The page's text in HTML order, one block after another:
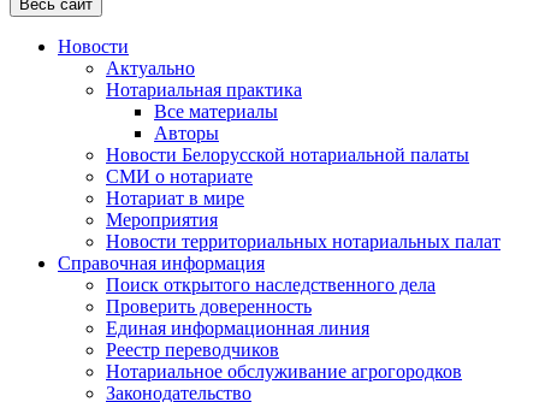
Весь сайт
Новости
Актуально
Нотариальная практика
Все материалы
Авторы
Новости Белорусской нотариальной палаты
СМИ о нотариате
Нотариат в мире
Мероприятия
Новости территориальных нотариальных палат
Справочная информация
Поиск открытого наследственного дела
Проверить доверенность
Единая информационная линия
Реестр переводчиков
Нотариальное обслуживание агрогородков
Законодательство